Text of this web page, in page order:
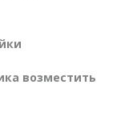
возместить